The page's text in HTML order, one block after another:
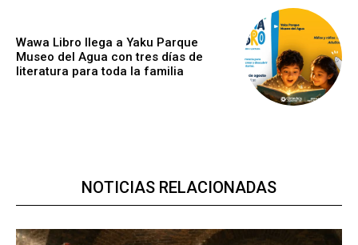
Wawa Libro llega a Yaku Parque
Museo del Agua con tres días de
literatura para toda la familia
NOTICIAS RELACIONADAS